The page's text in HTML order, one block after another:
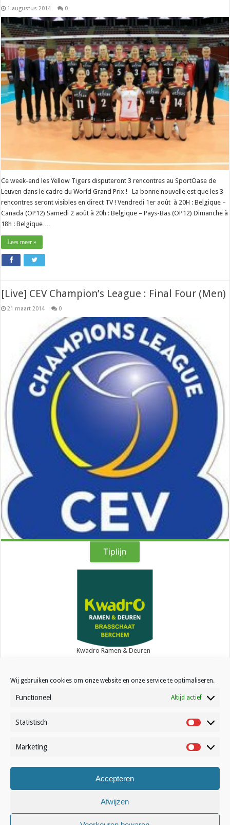
Wij gebruiken cookies om onze website en onze service te optimaliseren.
Functioneel Altijd actief
Statistisch Statistisch
Marketing
Accepteren
Afwijzen
1 augustus 2014 0
Ce week-end les Yellow Tigers disputeront 3 rencontres au SportOase de
Leuven dans le cadre du World Grand Prix ! La bonne nouvelle est que les 3
rencontres seront visibles en direct TV ! Vendredi 1er août à 20H : Belgique –
Canada (OP12) Samedi 2 août à 20h : Belgique – Pays-Bas (OP12) Dimanche à
18h : Belgique …
Lees meer »
[Live] CEV Champion’s League : Final Four (Men)
21 maart 2014 0
Ce week-end auront lieu les demis et finales de la Champion’s League. Les 4
rencontres seront diffusées en direct sur LAOLA1.tv Voici le calendrier des
rencontres, retrouvez les dans notre Live Center (http://live.volleynews.be)
Tiplijn
Kwadro Ramen & Deuren
Contact
© Volleynews.be2026
Algemene voorwaarden|Privacy
Français Nederlands